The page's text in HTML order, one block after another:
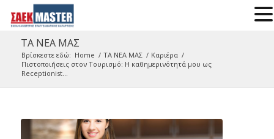
ΤΑ ΝΕΑ ΜΑΣ
Βρίσκεστε εδώ: Home / ΤΑ ΝΕΑ ΜΑΣ / Καριέρα /
Πιστοποιήσεις στον Τουρισμό: H καθημερινότητά μου ως
Receptionist...